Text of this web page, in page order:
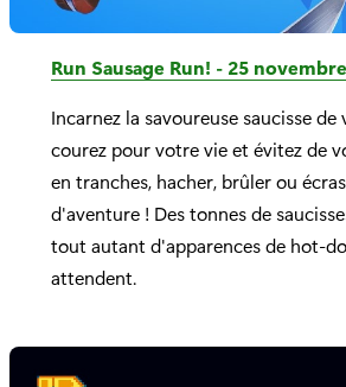
Run Sausage Run! - 25 novembre
Incarnez la savoureuse saucisse de
courez pour votre vie et évitez de
en tranches, hacher, brûler ou
d'aventure ! Des tonnes de
tout autant d'apparences de hot-
attendent.